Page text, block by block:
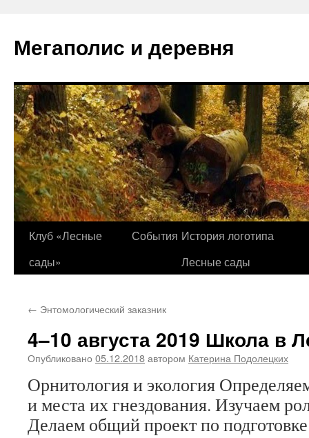
содержимому
Мегаполис и деревня
Клуб «Лесные
сады»
События История логотипа
Лесные сады
← Энтомологический заказник
4–10 августа 2019 Школа в
Опубликовано 05.12.2018автором Катерина Подолецких
Орнитология и экология
и места их гнездования. Изучаем
Делаем общий проект по